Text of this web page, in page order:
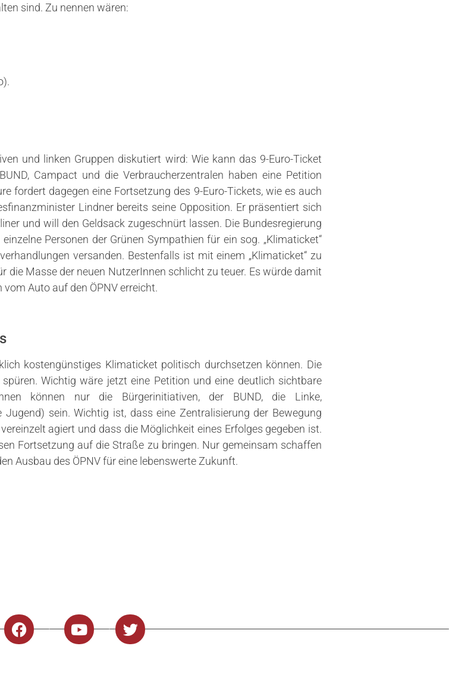
sind. Zu nennen wären:
und linken Gruppen diskutiert wird: Wie kann das 9-Euro-Ticket
Campact und die Verbraucherzentralen haben eine Petition
fordert dagegen eine Fortsetzung des 9-Euro-Tickets, wie es auch
Lindner bereits seine Opposition. Er präsentiert sich
und will den Geldsack zugeschnürt lassen. Die Bundesregierung
Personen der Grünen Sympathien für ein sog. „Klimaticket“
versanden. Bestenfalls ist mit einem „Klimaticket“ zu
Masse der neuen NutzerInnen schlicht zu teuer. Es würde damit
Auto auf den ÖPNV erreicht.
kostengünstiges Klimaticket politisch durchsetzen können. Die
Wichtig wäre jetzt eine Petition und eine deutlich sichtbare
können nur die Bürgerinitiativen, der BUND, die Linke,
sein. Wichtig ist, dass eine Zentralisierung der Bewegung
agiert und dass die Möglichkeit eines Erfolges gegeben ist.
Fortsetzung auf die Straße zu bringen. Nur gemeinsam schaffen
Ausbau des ÖPNV für eine lebenswerte Zukunft.